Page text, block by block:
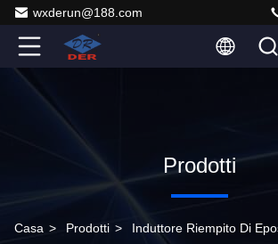
wxderun@188.com
Prodotti
Casa > Prodotti > Induttore Riempito Di